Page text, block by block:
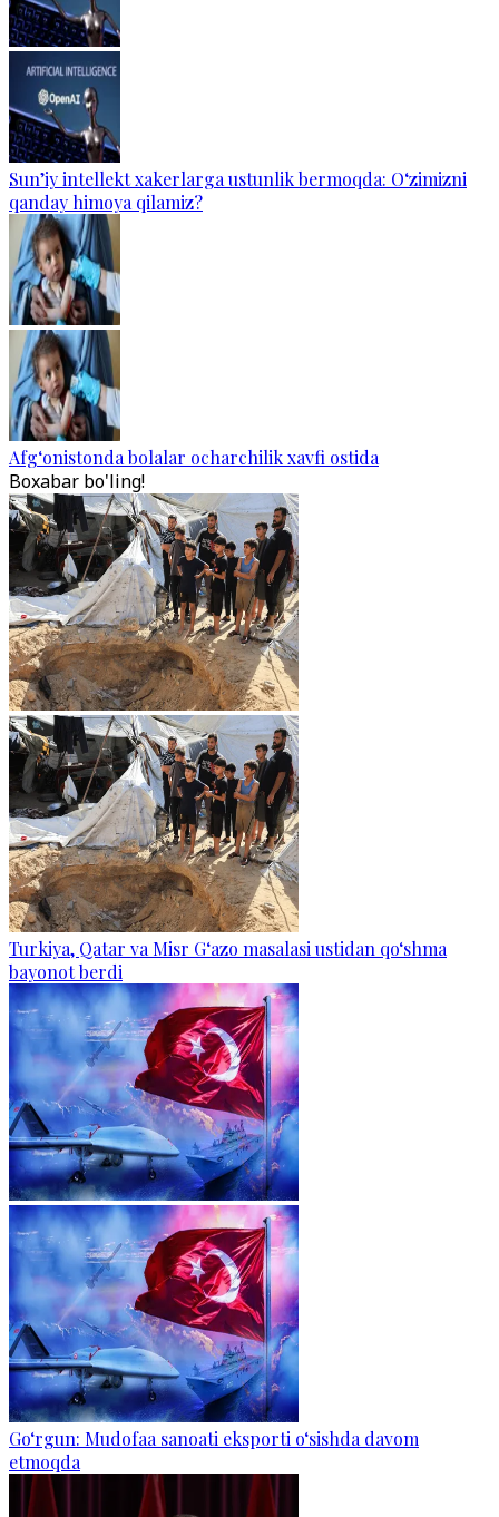
Sun’iy intellekt xakerlarga ustunlik bermoqda: O‘zimizni
qanday himoya qilamiz?
Afg‘onistonda bolalar ocharchilik xavfi ostida
Boxabar bo'ling!
Turkiya, Qatar va Misr G‘azo masalasi ustidan qo‘shma
bayonot berdi
Go‘rgun: Mudofaa sanoati eksporti o‘sishda davom
etmoqda